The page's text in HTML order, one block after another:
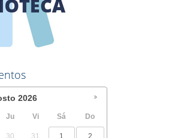
2026
Ju Vi Sá Do
30 31 1 2